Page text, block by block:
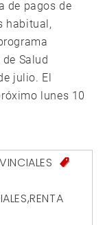
de pagos de
habitual,
Salud
julio. El
lunes 10
,RENTA